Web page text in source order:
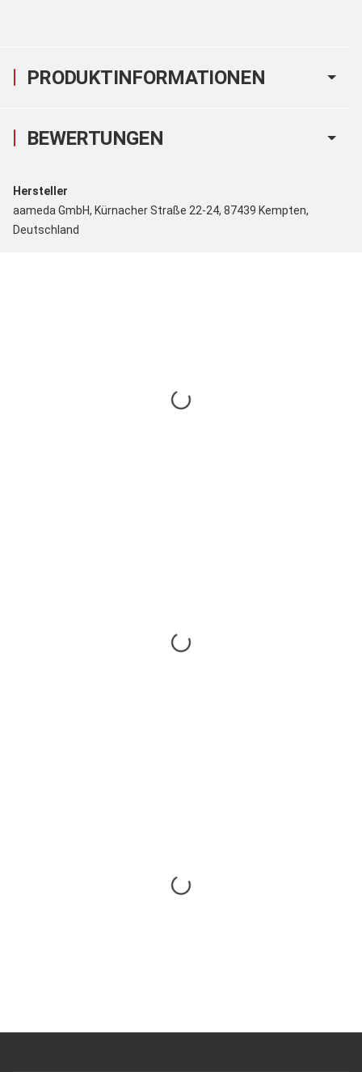
PRODUKTINFORMATIONEN
BEWERTUNGEN
Hersteller
aameda GmbH, Kürnacher Straße 22-24, 87439 Kempten,
Deutschland